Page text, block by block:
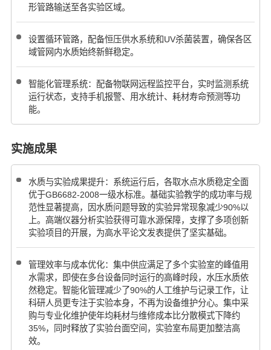
形管路输送至各实验区域。
设置循环管路，配备恒压供水系统和UV杀菌装置，确保各区
域管网内水质始终新鲜稳定。
智能化管理系统：配备物联网远程监控平台，实时监测系统
运行状态，支持手机报警、用水统计、耗材寿命预测等功
能。
实施成果
水质与实验成果提升：系统运行后，各取水点水质稳定全面
优于GB6682-2008一级水标准。基础实验教学的成功率与规
范性显著提高，因水质问题导致的实验异常现象减少90%以
上。高端仪器分析实验获得可靠水源保障，支撑了多项创新
实验项目的开展，为高水平论文发表提供了坚实基础。
管理效率与成本优化：集中供应满足了多个实验室的峰值用
水需求，即使在多台设备同时运行的高峰时段，水压水质依
然稳定。智能化管理减少了90%的人工维护与记录工作，让
科研人员更专注于实验本身，不再为设备维护分心。集中采
购与专业化维护使年均耗材与维修成本比分散模式下降约
35%，同时释放了实验台面空间，实验室布局更加整洁高
效。